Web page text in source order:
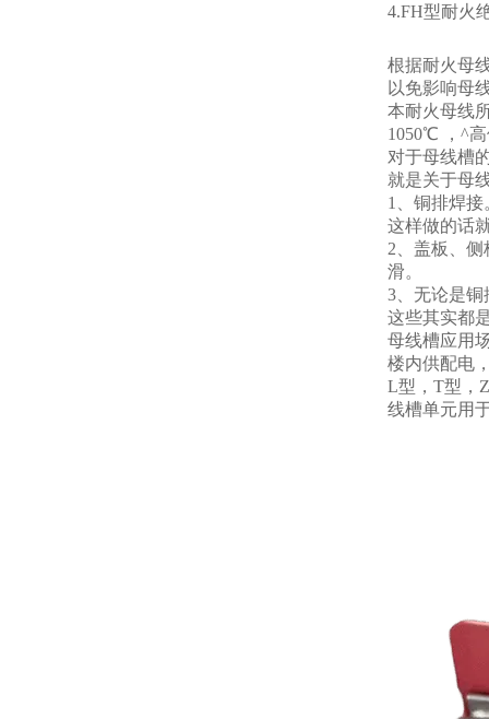
4.FH型耐火
根据耐火母
以免影响母
本耐火母线
1050℃ ，^
对于母线槽
就是关于母
1、铜排焊
这样做的话
2、盖板、
滑。
3、无论是
这些其实都
母线槽应用
楼内供配电
L型，T型，
线槽单元用